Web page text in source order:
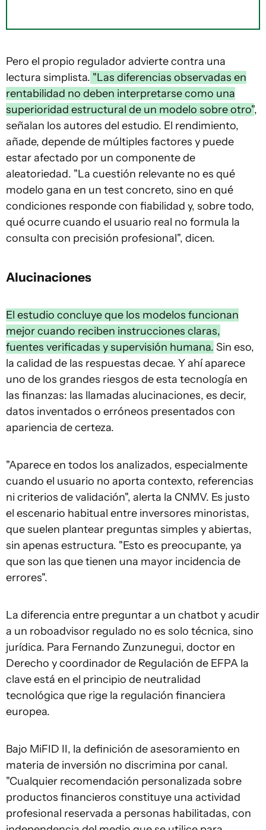
Pero el propio regulador advierte contra una
lectura simplista. "Las diferencias observadas en
rentabilidad no deben interpretarse como una
superioridad estructural de un modelo sobre otro",
señalan los autores del estudio. El rendimiento,
añade, depende de múltiples factores y puede
estar afectado por un componente de
aleatoriedad. "La cuestión relevante no es qué
modelo gana en un test concreto, sino en qué
condiciones responde con fiabilidad y, sobre todo,
qué ocurre cuando el usuario real no formula la
consulta con precisión profesional", dicen.
Alucinaciones
El estudio concluye que los modelos funcionan
mejor cuando reciben instrucciones claras,
fuentes verificadas y supervisión humana. Sin eso,
la calidad de las respuestas decae. Y ahí aparece
uno de los grandes riesgos de esta tecnología en
las finanzas: las llamadas alucinaciones, es decir,
datos inventados o erróneos presentados con
apariencia de certeza.
"Aparece en todos los analizados, especialmente
cuando el usuario no aporta contexto, referencias
ni criterios de validación", alerta la CNMV. Es justo
el escenario habitual entre inversores minoristas,
que suelen plantear preguntas simples y abiertas,
sin apenas estructura. "Esto es preocupante, ya
que son las que tienen una mayor incidencia de
errores".
La diferencia entre preguntar a un chatbot y acudir
a un roboadvisor regulado no es solo técnica, sino
jurídica. Para Fernando Zunzunegui, doctor en
Derecho y coordinador de Regulación de EFPA la
clave está en el principio de neutralidad
tecnológica que rige la regulación financiera
europea.
Bajo MiFID II, la definición de asesoramiento en
materia de inversión no discrimina por canal.
"Cualquier recomendación personalizada sobre
productos financieros constituye una actividad
profesional reservada a personas habilitadas, con